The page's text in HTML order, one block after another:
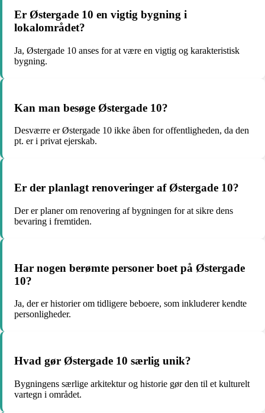
Er Østergade 10 en vigtig bygning i
lokalområdet?
Ja, Østergade 10 anses for at være en vigtig og karakteristisk
bygning.
Kan man besøge Østergade 10?
Desværre er Østergade 10 ikke åben for offentligheden, da den
pt. er i privat ejerskab.
Er der planlagt renoveringer af Østergade 10?
Der er planer om renovering af bygningen for at sikre dens
bevaring i fremtiden.
Har nogen berømte personer boet på Østergade
10?
Ja, der er historier om tidligere beboere, som inkluderer kendte
personligheder.
Hvad gør Østergade 10 særlig unik?
Bygningens særlige arkitektur og historie gør den til et kulturelt
vartegn i området.